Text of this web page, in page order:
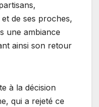
de ses proches,
une ambiance
ainsi son retour
à la décision
qui a rejeté ce